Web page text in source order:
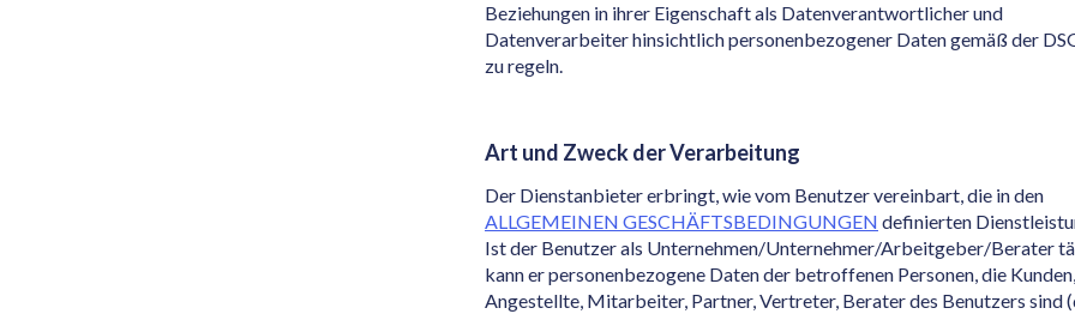
Beziehungen in ihrer Eigenschaft als Datenverantwortlicher und
Datenverarbeiter hinsichtlich personenbezogener Daten gemäß der
zu regeln.
Art und Zweck der Verarbeitung
Der Dienstanbieter erbringt, wie vom Benutzer vereinbart, die in den
ALLGEMEINEN GESCHÄFTSBEDINGUNGEN definierten
Ist der Benutzer als Unternehmen/Unternehmer/Arbeitgeber/Berater
kann er personenbezogene Daten der betroffenen Personen, die Kunden,
Angestellte, Mitarbeiter, Partner, Vertreter, Berater des Benutzers sind